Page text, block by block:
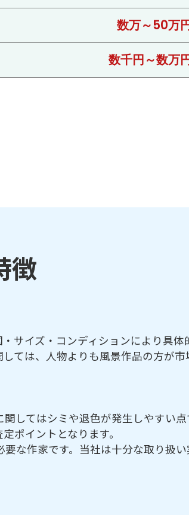
数万～50万
数千円～数万
徴
サイズ・コンディションにより具体
ては、人物よりも風景作品の方が市
してはシミや退色が発生しやすい点
ポイントとなります。
な作家です。当社は十分な取り扱い